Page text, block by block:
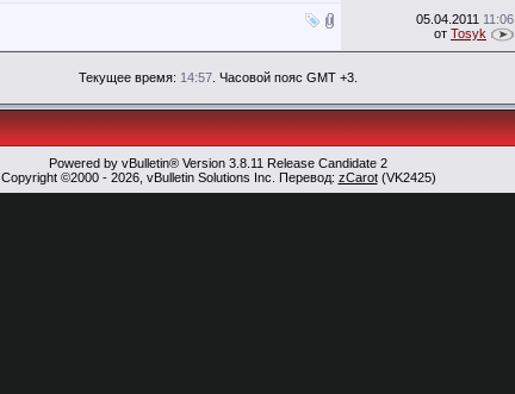
05.04.2011 11:06
от Tosyk
Текущее время: 14:57 . Часовой пояс GMT +3.
Powered by vBulletin® Version 3.8.11 Release Candidate 2
Copyright ©2000 - 2026, vBulletin Solutions Inc. Перевод: zCarot(VK2425)